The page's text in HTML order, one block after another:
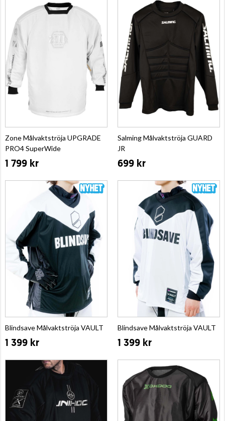
Zone Målvaktströja UPGRADE
PRO4 SuperWide
1 799 kr
Salming Målvaktströja GUARD
JR
699 kr
Blindsave Målvaktströja VAULT
1 399 kr
Blindsave Målvaktströja VAULT
1 399 kr